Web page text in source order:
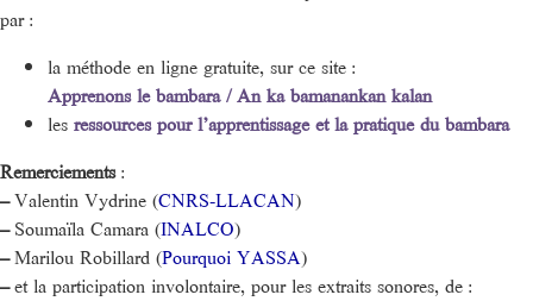
par :
la méthode en ligne gratuite, sur ce site :
Apprenons le bambara / An ka bamanankan kalan
les ressources pour l’apprentissage et la pratique du bambara
Remerciements:
–Valentin Vydrine (CNRS-LLACAN)
–Soumaïla Camara (INALCO)
–Marilou Robillard (Pourquoi YASSA)
–et la participation involontaire, pour les extraits sonores, de :